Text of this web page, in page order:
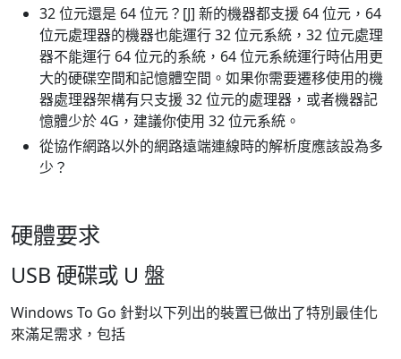
32 位元還是 64 位元？[J] 新的機器都支援 64 位元，64
位元處理器的機器也能運行 32 位元系統，32 位元處理
器不能運行 64 位元的系統，64 位元系統運行時佔用更
大的硬碟空間和記憶體空間。如果你需要遷移使用的機
器處理器架構有只支援 32 位元的處理器，或者機器記
憶體少於 4G，建議你使用 32 位元系統。
從協作網路以外的網路遠端連線時的解析度應該設為多
少？
硬體要求
USB 硬碟或 U 盤
Windows To Go 針對以下列出的裝置已做出了特別最佳化
來滿足需求，包括